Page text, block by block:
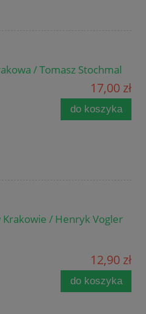
/ Tomasz Stochmal
17,00 zł
do koszyka
Krakowie / Henryk Vogler
12,90 zł
do koszyka